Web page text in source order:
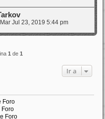
Mar Jul 23, 2019 5:44 pm
1 de 1
Ir a
Foro
Foro
Foro